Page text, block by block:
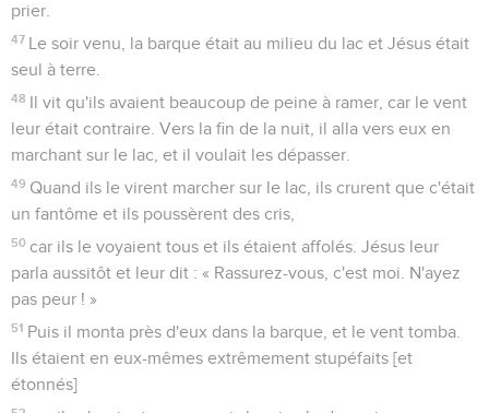
prier.
47 Le soir venu, la barque était au milieu du lac et Jésus était
seul à terre.
48 Il vit qu'ils avaient beaucoup de peine à ramer, car le vent
leur était contraire. Vers la fin de la nuit, il alla vers eux en
marchant sur le lac, et il voulait les dépasser.
49 Quand ils le virent marcher sur le lac, ils crurent que c'était
un fantôme et ils poussèrent des cris,
50 car ils le voyaient tous et ils étaient affolés. Jésus leur
parla aussitôt et leur dit : « Rassurez-vous, c'est moi. N'ayez
pas peur ! »
51 Puis il monta près d'eux dans la barque, et le vent tomba.
Ils étaient en eux-mêmes extrêmement stupéfaits [et
étonnés]